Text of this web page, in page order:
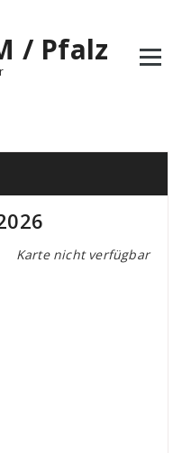
/ Pfalz
Karte nicht verfügbar